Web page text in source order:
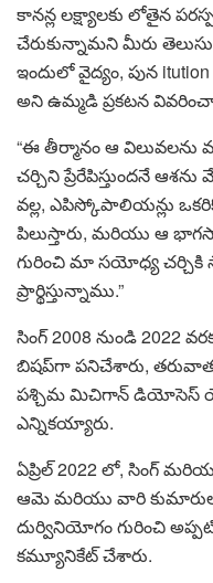
కానన్ల లక్ష్యాలకు లోతైన
చేరుకున్నామని మీరు
ఇందులో వైద్యం, పున
అని ఉమ్మడి ప్రకటన
“ఈ తీర్మానం ఆ
చర్చిని ప్రేరేపిస్తుందనే
వల్ల, ఎపిస్కోపాలియన్లు
పిలుస్తారు, మరియు ఆ
గురించి మా సయోధ్య చర్చికి
ప్రార్థిస్తున్నాము.”
సింగ్ 2008 నుండి 2022
బిషప్‌గా పనిచేశారు,
పశ్చిమ మిచిగాన్ డియోసెస్
ఎన్నికయ్యారు.
ఏప్రిల్ 2022 లో, సింగ్
ఆమె మరియు వారి
దుర్వినియోగం గురించి
కమ్యూనికేట్ చేశారు.